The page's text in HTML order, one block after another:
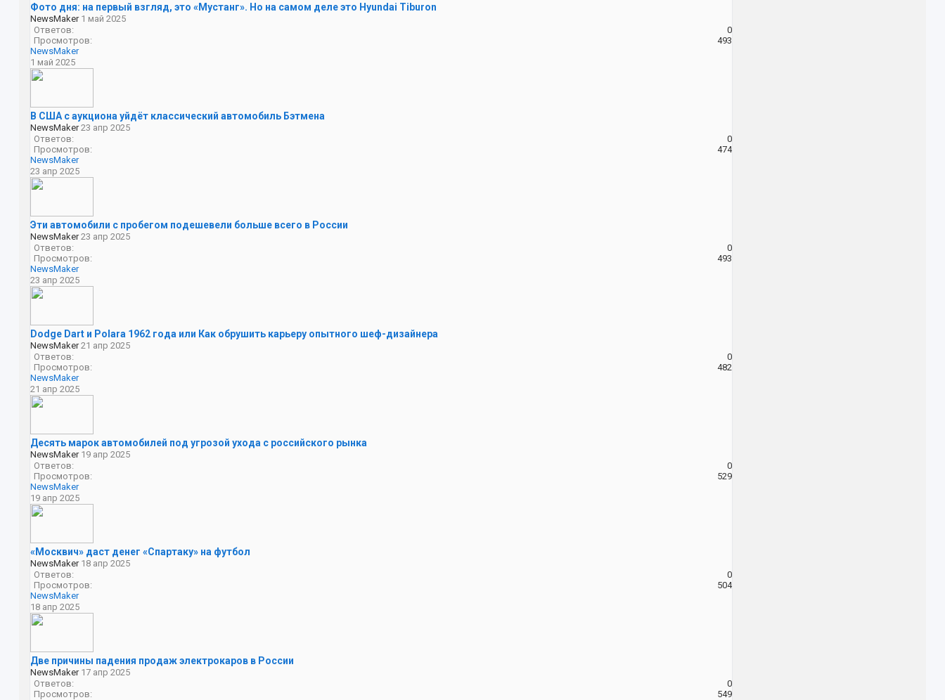
Фото дня: на первый взгляд, это «Мустанг». Но на самом деле это Hyundai Tiburon
NewsMaker 1 май 2025
Ответов:
0
Просмотров:
493
NewsMaker
1 май 2025
В США с аукциона уйдёт классический автомобиль Бэтмена
NewsMaker 23 апр 2025
Ответов:
0
Просмотров:
474
NewsMaker
23 апр 2025
Эти автомобили с пробегом подешевели больше всего в России
NewsMaker 23 апр 2025
Ответов:
0
Просмотров:
493
NewsMaker
23 апр 2025
Dodge Dart и Polara 1962 года или Как обрушить карьеру опытного шеф-дизайнера
NewsMaker 21 апр 2025
Ответов:
0
Просмотров:
482
NewsMaker
21 апр 2025
Десять марок автомобилей под угрозой ухода с российского рынка
NewsMaker 19 апр 2025
Ответов:
0
Просмотров:
529
NewsMaker
19 апр 2025
«Москвич» даст денег «Спартаку» на футбол
NewsMaker 18 апр 2025
Ответов:
0
Просмотров:
504
NewsMaker
18 апр 2025
Две причины падения продаж электрокаров в России
NewsMaker 17 апр 2025
Ответов:
0
Просмотров:
549